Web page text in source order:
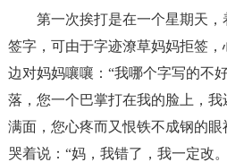
第一次挨打是在一个星期天
签字，可由于字迹潦草妈妈拒签，
边对妈妈嚷嚷：“我哪个字写的不
落，您一个巴掌打在我的脸上，
满面，您心疼而又恨铁不成钢的
哭着说：“妈，我错了，我一定改